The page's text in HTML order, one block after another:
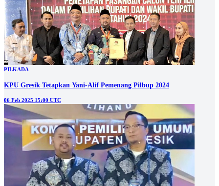
PILKADA
KPU Gresik Tetapkan Yani-Alif Pemenang Pilbup 2024
06 Feb 2025 15:00 UTC